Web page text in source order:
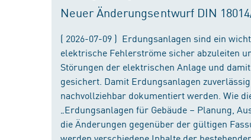
Neuer Änderungsentwurf DIN
( 2026-07-09 ) Erdungsanlagen sind ein
elektrische Fehlerströme sicher abzuleiten
Störungen der elektrischen Anlage und
gesichert. Damit Erdungsanlagen
nachvollziehbar dokumentiert werden. Wie
„Erdungsanlagen für Gebäude – Planung,
die Änderungen gegenüber der gültigen